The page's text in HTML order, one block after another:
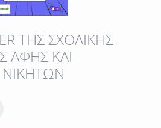
TΗΣ ΣΧΟΛΙΚΗΣ
ΑΦΗΣ ΚΑΙ